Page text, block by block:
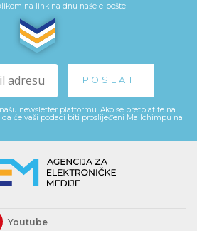
na link na dnu naše e-pošte
newsletter platformu. Ako se pretplatite na
će vaši podaci biti proslijeđeni Mailchimpu na
Youtube